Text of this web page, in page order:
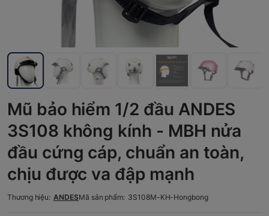
Mũ bảo hiểm 1/2 đầu ANDES
3S108 không kính - MBH nửa
đầu cứng cáp, chuẩn an toàn,
chịu được va đập mạnh
Thương hiệu: ANDESMã sản phẩm: 3S108M-KH-Hongbong